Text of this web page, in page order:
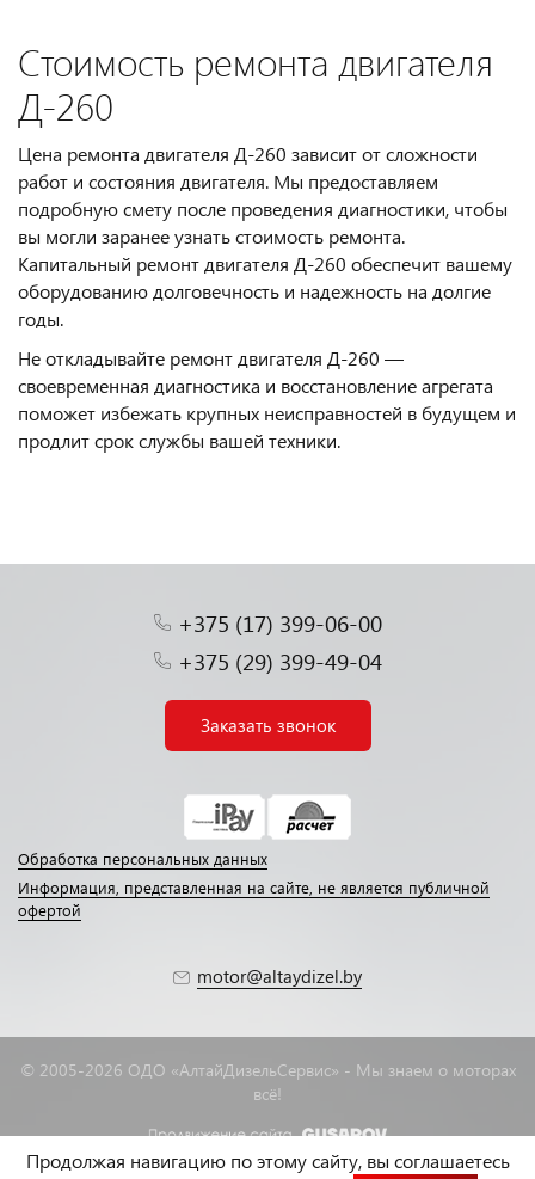
Стоимость ремонта двигателя
Д-260
Цена ремонта двигателя Д-260 зависит от сложности
работ и состояния двигателя. Мы предоставляем
подробную смету после проведения диагностики, чтобы
вы могли заранее узнать стоимость ремонта.
Капитальный ремонт двигателя Д-260 обеспечит вашему
оборудованию долговечность и надежность на долгие
годы.
Не откладывайте ремонт двигателя Д-260 —
своевременная диагностика и восстановление агрегата
поможет избежать крупных неисправностей в будущем и
продлит срок службы вашей техники.
+375 (17) 399-06-00
+375 (29) 399-49-04
Заказать звонок
Обработка персональных данных
Информация, представленная на сайте, не является публичной
офертой
motor@altaydizel.by
© 2005-2026 ОДО «АлтайДизельСервис» - Мы знаем о моторах
всё!
Продолжая навигацию по этому сайту, вы соглашаетесь
Нажмите для звонка